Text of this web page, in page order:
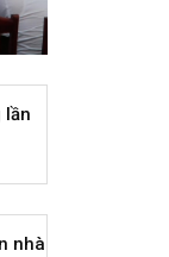
lần
nhà